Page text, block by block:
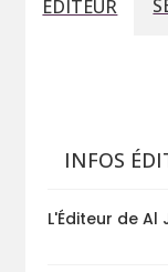
ÉDITEUR
INFOS
L'Éditeur de